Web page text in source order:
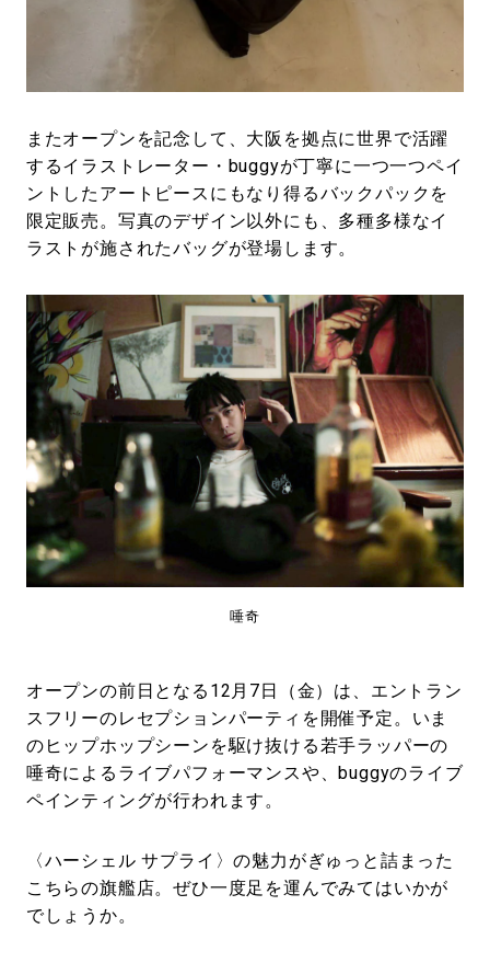
またオープンを記念して、大阪を拠点に世界で活躍
するイラストレーター・buggyが丁寧に一つ一つペイ
ントしたアートピースにもなり得るバックパックを
限定販売。写真のデザイン以外にも、多種多様なイ
ラストが施されたバッグが登場します。
唾奇
オープンの前日となる12月7日（金）は、エントラン
スフリーのレセプションパーティを開催予定。いま
のヒップホップシーンを駆け抜ける若手ラッパーの
唾奇によるライブパフォーマンスや、buggyのライブ
ペインティングが行われます。
〈ハーシェル サプライ〉の魅力がぎゅっと詰まった
こちらの旗艦店。ぜひ一度足を運んでみてはいかが
でしょうか。